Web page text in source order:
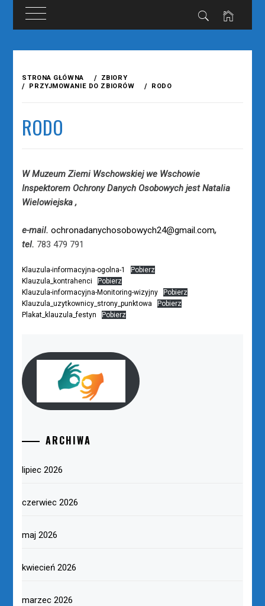
treści
STRONA GŁÓWNA
ZBIORY
PRZYJMOWANIE DO ZBIORÓW
RODO
RODO
W Muzeum Ziemi Wschowskiej we Wschowie
Inspektorem Ochrony Danych Osobowych jest Natalia
Wielowiejska ,
e-mail.ochronadanychosobowych24@gmail.com,
tel. 783 479 791
Klauzula-informacyjna-ogolna-1
Pobierz
Klauzula_kontrahenci
Pobierz
Klauzula-informacyjna-Monitoring-wizyjny
Pobierz
Klauzula_uzytkownicy_strony_punktowa
Pobierz
Plakat_klauzula_festyn
Pobierz
ARCHIWA
lipiec 2026
czerwiec 2026
maj 2026
kwiecień 2026
marzec 2026